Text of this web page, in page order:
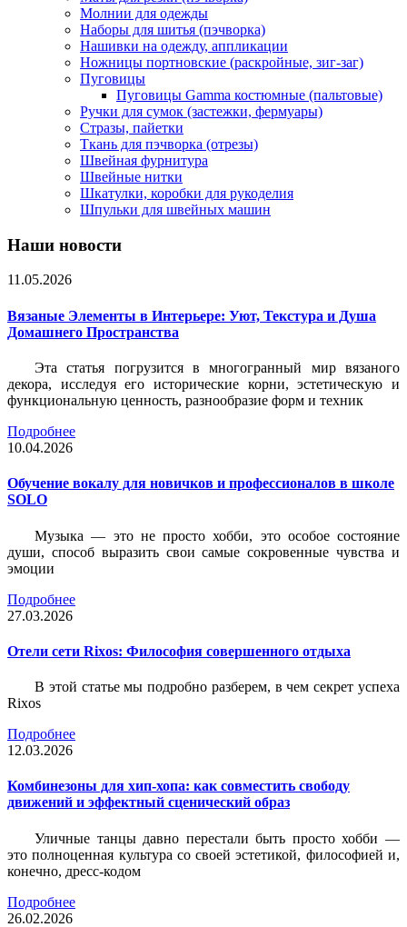
Молнии для одежды
Наборы для шитья (пэчворка)
Нашивки на одежду, аппликации
Ножницы портновские (раскройные, зиг-заг)
Пуговицы
Пуговицы Gamma костюмные (пальтовые)
Ручки для сумок (застежки, фермуары)
Стразы, пайетки
Ткань для пэчворка (отрезы)
Швейная фурнитура
Швейные нитки
Шкатулки, коробки для рукоделия
Шпульки для швейных машин
Наши новости
11.05.2026
Вязаные Элементы в Интерьере: Уют, Текстура и Душа
Домашнего Пространства
Эта статья погрузится в многогранный мир вязаного
декора, исследуя его исторические корни, эстетическую и
функциональную ценность, разнообразие форм и техник
Подробнее
10.04.2026
Обучение вокалу для новичков и профессионалов в школе
SOLO
Музыка — это не просто хобби, это особое состояние
души, способ выразить свои самые сокровенные чувства и
эмоции
Подробнее
27.03.2026
Отели сети Rixos: Философия совершенного отдыха
В этой статье мы подробно разберем, в чем секрет успеха
Rixos
Подробнее
12.03.2026
Комбинезоны для хип-хопа: как совместить свободу
движений и эффектный сценический образ
Уличные танцы давно перестали быть просто хобби —
это полноценная культура со своей эстетикой, философией и,
конечно, дресс-кодом
Подробнее
26.02.2026